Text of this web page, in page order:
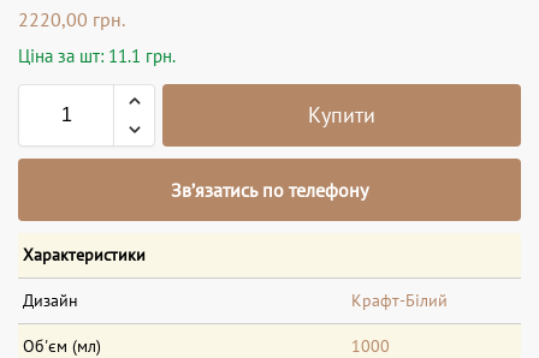
2220,00 грн.
Ціна за шт: 11.1 грн.
Купити
Зв’язатись по телефону
Характеристики
Дизайн Крафт-Білий
Об'єм (мл) 1000